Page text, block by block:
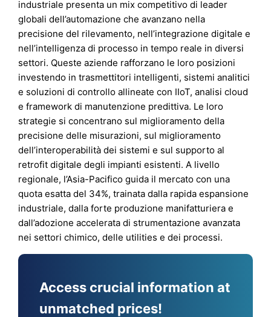
industriale presenta un mix competitivo di leader
globali dell’automazione che avanzano nella
precisione del rilevamento, nell’integrazione digitale e
nell’intelligenza di processo in tempo reale in diversi
settori. Queste aziende rafforzano le loro posizioni
investendo in trasmettitori intelligenti, sistemi analitici
e soluzioni di controllo allineate con IIoT, analisi cloud
e framework di manutenzione predittiva. Le loro
strategie si concentrano sul miglioramento della
precisione delle misurazioni, sul miglioramento
dell’interoperabilità dei sistemi e sul supporto al
retrofit digitale degli impianti esistenti. A livello
regionale, l’Asia-Pacifico guida il mercato con una
quota esatta del 34%, trainata dalla rapida espansione
industriale, dalla forte produzione manifatturiera e
dall’adozione accelerata di strumentazione avanzata
nei settori chimico, delle utilities e dei processi.
Access crucial information at
unmatched prices!